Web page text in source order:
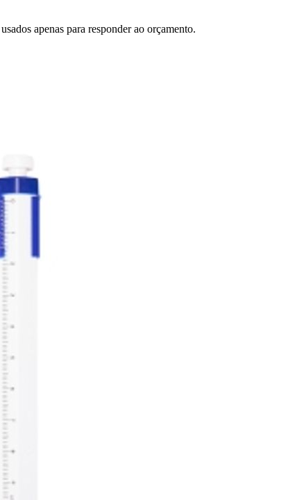
apenas para responder ao orçamento.